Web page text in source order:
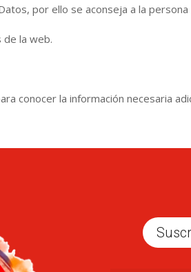
por ello se aconseja a la
de la web.
conocer la información necesaria